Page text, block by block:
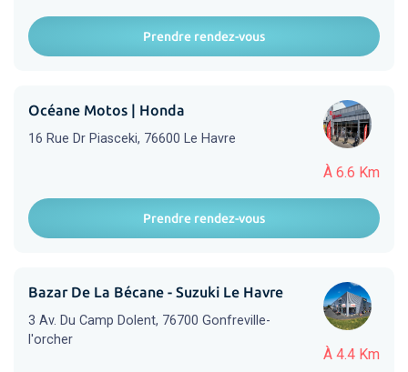
Prendre rendez-vous
À 6.6 Km
Océane Motos | Honda
16 Rue Dr Piasceki, 76600 Le Havre
Prendre rendez-vous
À 4.4 Km
Bazar De La Bécane - Suzuki Le Havre
3 Av. Du Camp Dolent, 76700 Gonfreville-
l'orcher